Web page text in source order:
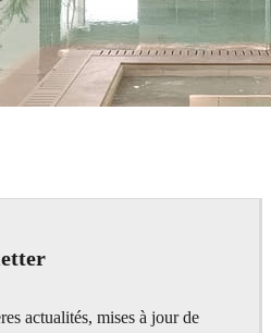
actualités, mises à jour de